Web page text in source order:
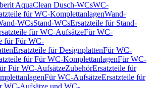
AquaClean Dusch-WCsWC-
für WC-KomplettanlagenWand-
WCsStand-WCsErsatzteile für Stand-
für WC-AufsätzeFür WC-
für Für WC-
Ersatzteile für DesignplattenFür WC-
für Für WC-KomplettanlagenFür WC-
Für WC-AufsätzeZubehörErsatzteile für
Für WC-AufsätzeErsatzteile für
WC-Aufsätze und WC-